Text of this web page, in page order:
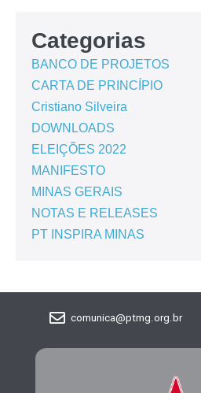
Categorias
BANCO DE PROJETOS
CARTA DE PRINCÍPIO
Cristiano Silveira
DOWNLOADS
ELEIÇÕES 2022
MANIFESTO
MINAS GERAIS
NOTAS E RELEASES
PT INSPIRA MINAS
comunica@ptmg.org.br